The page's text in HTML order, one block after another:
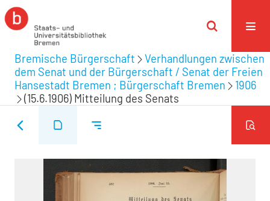
Bremische Bürgerschaft
Verhandlungen zwischen
dem Senat und der Bürgerschaft / Senat der Freien
Hansestadt Bremen ; Bürgerschaft Bremen
1906
(15.6.1906) Mitteilung des Senats